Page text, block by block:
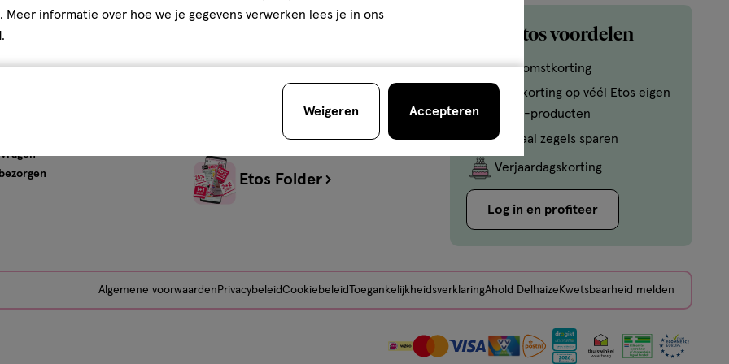
Advies & Inspiratie
Gezondheid
Etos Folder
Mijn Etos voordelen
Welkomstkorting
10% korting op véél Etos eigen
merk-producten
Digitaal zegels sparen
Verjaardagskorting
Log in en profiteer
Algemene voorwaarden PrivacybeleidCookiebeleid ToegankelijkheidsverklaringAhold Delhaize Kwetsbaarheid melden
. Meer informatie over hoe we je gegevens verwerken lees je in ons
.
Weigeren Accepteren